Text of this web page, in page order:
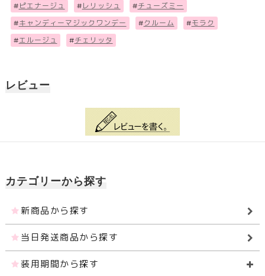
# ピエナージュ # レリッシュ #チューズミー
#キャンディーマジックワンデー #クルーム #モラク
#エルージュ #チェリッタ
レビュー
カテゴリーから探す
新商品から探す
当日発送商品から探す
装用期間から探す